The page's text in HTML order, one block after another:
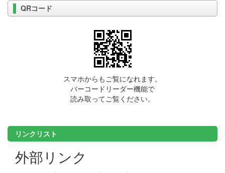
QRコード
スマホからもご覧になれます。
バーコードリーダー機能で
読み取ってご覧ください。
リンクリスト
外部リンク